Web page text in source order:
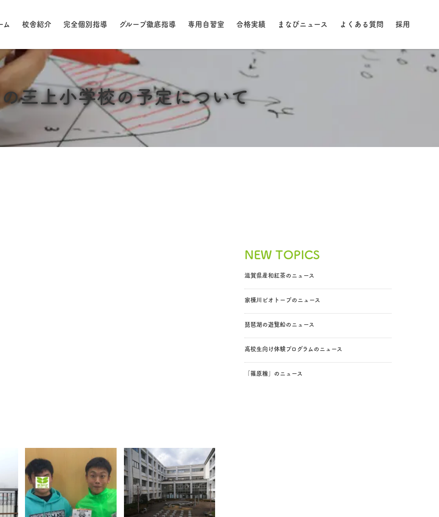
ム 校舎紹介 完全個別指導 グループ徹底指導 専用自習室 合格実績 まなびニュース よくある質問 採用
三上小学校の予定について
NEW TOPICS
滋賀県産和紅茶のニュース
家棟川ビオトープのニュース
琵琶湖の遊覧船のニュース
高校生向け体験プログラムのニュース
「篠原糯」のニュース